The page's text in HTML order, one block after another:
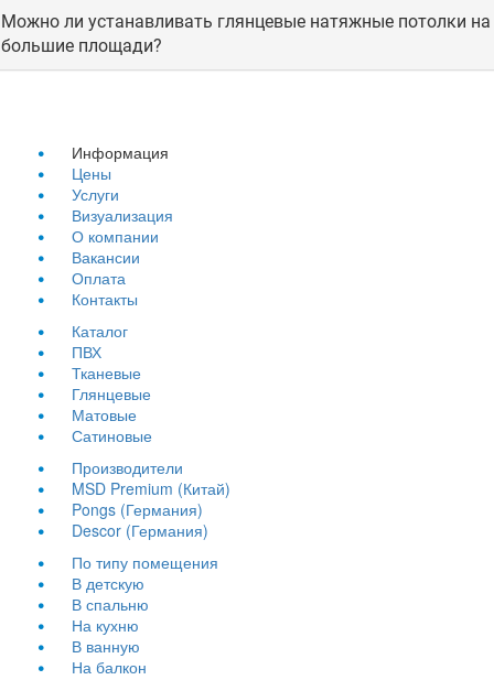
Можно ли устанавливать глянцевые натяжные потолки на
большие площади?
Информация
Цены
Услуги
Визуализация
О компании
Вакансии
Оплата
Контакты
Каталог
ПВХ
Тканевые
Глянцевые
Матовые
Сатиновые
Производители
MSD Premium (Китай)
Pongs (Германия)
Descor (Германия)
По типу помещения
В детскую
В спальню
На кухню
В ванную
На балкон